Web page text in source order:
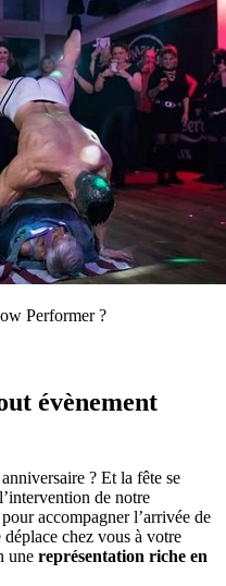
Performer ?
évènement
? Et la fête se
de notre
pour accompagner l’arrivée de
chez vous à votre
une représentation riche en